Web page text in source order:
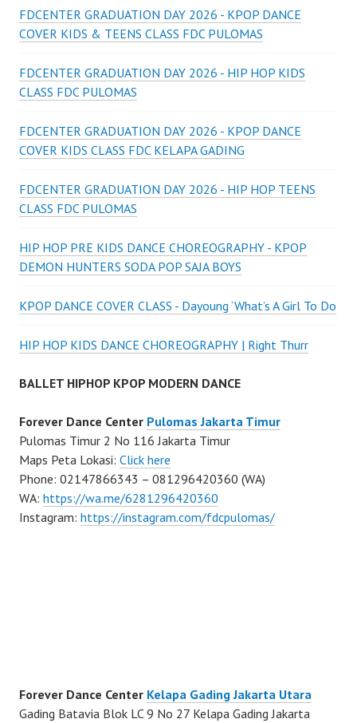
FDCENTER GRADUATION DAY 2026 - KPOP DANCE
COVER KIDS & TEENS CLASS FDC PULOMAS
FDCENTER GRADUATION DAY 2026 - HIP HOP KIDS
CLASS FDC PULOMAS
FDCENTER GRADUATION DAY 2026 - KPOP DANCE
COVER KIDS CLASS FDC KELAPA GADING
FDCENTER GRADUATION DAY 2026 - HIP HOP TEENS
CLASS FDC PULOMAS
HIP HOP PRE KIDS DANCE CHOREOGRAPHY - KPOP
DEMON HUNTERS SODA POP SAJA BOYS
KPOP DANCE COVER CLASS - Dayoung ‘What’s A Girl To Do
HIP HOP KIDS DANCE CHOREOGRAPHY | Right Thurr
BALLET HIPHOP KPOP MODERN DANCE
Forever Dance Center Pulomas Jakarta Timur
Pulomas Timur 2 No 116 Jakarta Timur
Maps Peta Lokasi: Click here
Phone: 02147866343 – 081296420360 (WA)
WA: https://wa.me/6281296420360
Instagram: https://instagram.com/fdcpulomas/
Forever Dance Center Kelapa Gading Jakarta Utara
Gading Batavia Blok LC 9 No 27 Kelapa Gading Jakarta